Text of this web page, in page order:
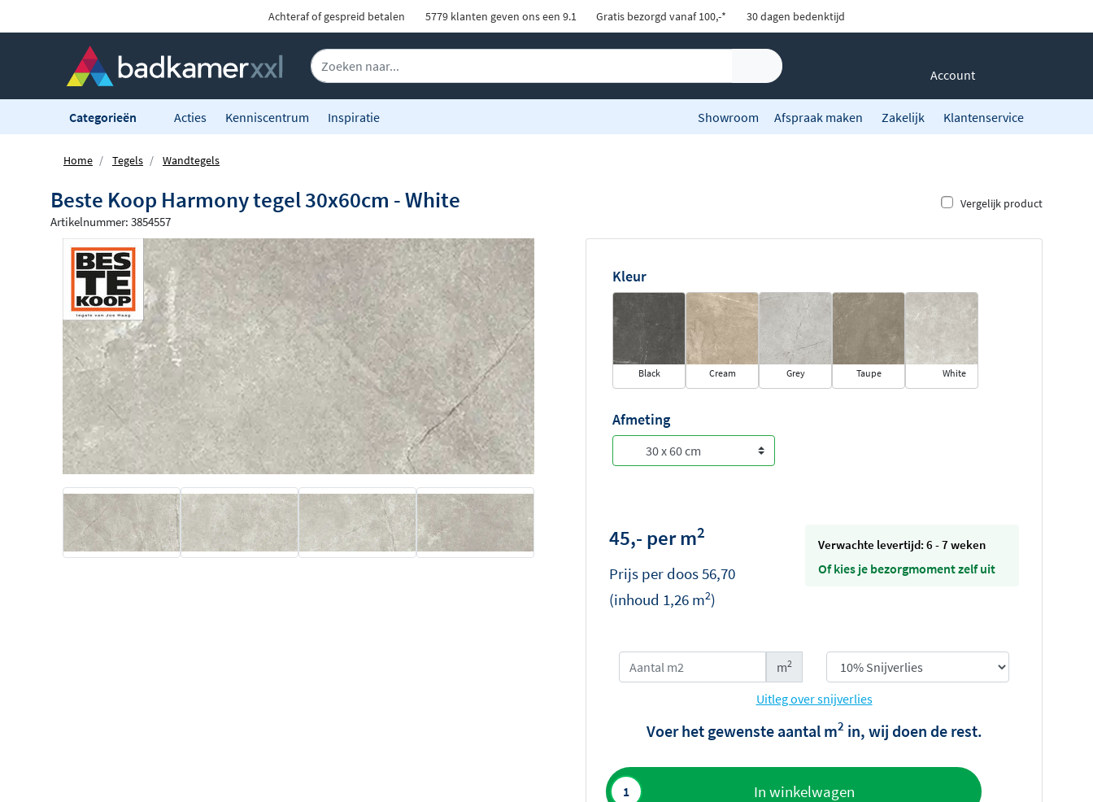
Achteraf of gespreid betalen 5779 klanten geven ons een 9.1 Gratis bezorgd vanaf 100,-* 30 dagen bedenktijd
Account
Categorieën Acties Kenniscentrum Inspiratie Showroom Afspraak maken Zakelijk Klantenservice
Home Tegels Wandtegels
Beste Koop Harmony tegel 30x60cm - White Vergelijk product
Artikelnummer: 3854557
Kleur
Black Cream Grey Taupe White
Afmeting
45,- per m2
Prijs per doos56,70
(inhoud 1,26 m2)
Verwachte levertijd: 6 - 7 weken
Of kies je bezorgmoment zelf uit
m2
Uitleg over snijverlies
Voer het gewenste aantal m2 in, wij doen de rest.
In winkelwagen
Toevoegen aan offerte